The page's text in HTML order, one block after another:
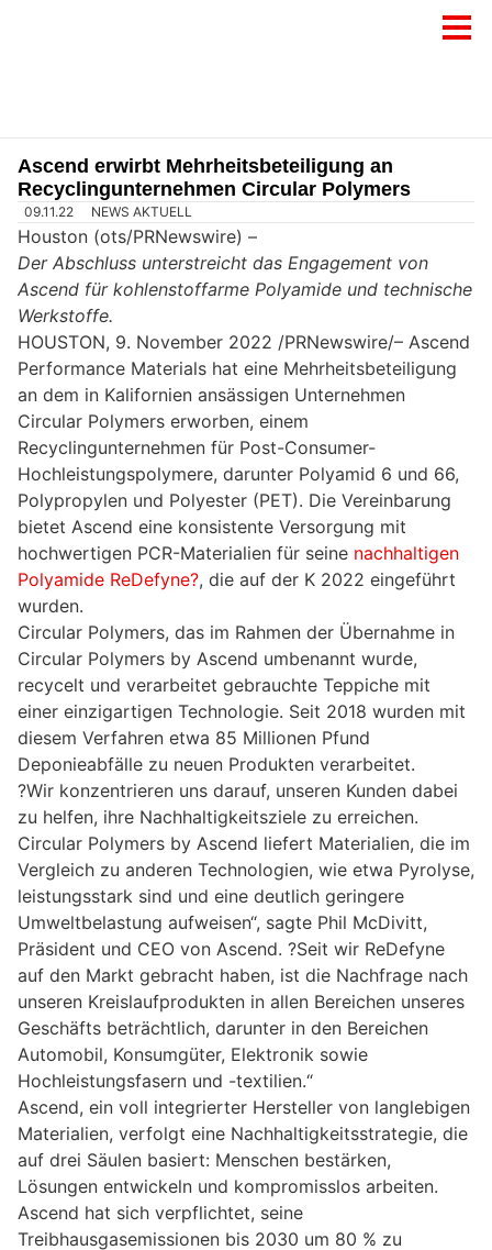
Ascend erwirbt Mehrheitsbeteiligung an
Recyclingunternehmen Circular Polymers
09.11.22 NEWS AKTUELL
Houston (ots/PRNewswire) –
Der Abschluss unterstreicht das Engagement von
Ascend für kohlenstoffarme Polyamide und technische
Werkstoffe.
HOUSTON, 9. November 2022 /PRNewswire/– Ascend
Performance Materials hat eine Mehrheitsbeteiligung
an dem in Kalifornien ansässigen Unternehmen
Circular Polymers erworben, einem
Recyclingunternehmen für Post-Consumer-
Hochleistungspolymere, darunter Polyamid 6 und 66,
Polypropylen und Polyester (PET). Die Vereinbarung
bietet Ascend eine konsistente Versorgung mit
hochwertigen PCR-Materialien für seine nachhaltigen
Polyamide ReDefyne?, die auf der K 2022 eingeführt
wurden.
Circular Polymers, das im Rahmen der Übernahme in
Circular Polymers by Ascend umbenannt wurde,
recycelt und verarbeitet gebrauchte Teppiche mit
einer einzigartigen Technologie. Seit 2018 wurden mit
diesem Verfahren etwa 85 Millionen Pfund
Deponieabfälle zu neuen Produkten verarbeitet.
?Wir konzentrieren uns darauf, unseren Kunden dabei
zu helfen, ihre Nachhaltigkeitsziele zu erreichen.
Circular Polymers by Ascend liefert Materialien, die im
Vergleich zu anderen Technologien, wie etwa Pyrolyse,
leistungsstark sind und eine deutlich geringere
Umweltbelastung aufweisen“, sagte Phil McDivitt,
Präsident und CEO von Ascend. ?Seit wir ReDefyne
auf den Markt gebracht haben, ist die Nachfrage nach
unseren Kreislaufprodukten in allen Bereichen unseres
Geschäfts beträchtlich, darunter in den Bereichen
Automobil, Konsumgüter, Elektronik sowie
Hochleistungsfasern und -textilien.“
Ascend, ein voll integrierter Hersteller von langlebigen
Materialien, verfolgt eine Nachhaltigkeitsstrategie, die
auf drei Säulen basiert: Menschen bestärken,
Lösungen entwickeln und kompromisslos arbeiten.
Ascend hat sich verpflichtet, seine
Treibhausgasemissionen bis 2030 um 80 % zu